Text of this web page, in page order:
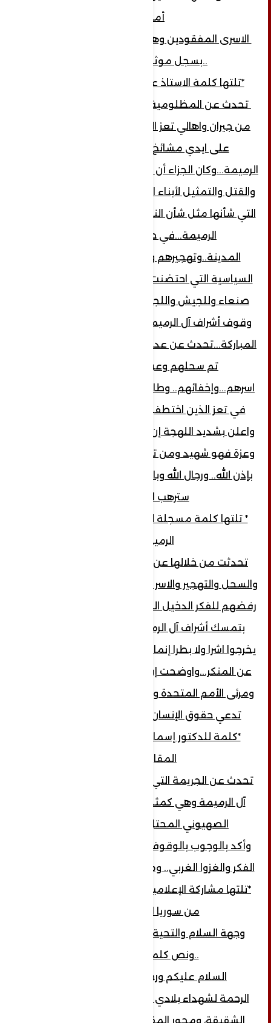
أما....
الاسرى المفقودين وهم يتجاوز عدد الخمسة
..بسجل موثق محفوظ..
*تلتها كلمة الاستاذ عبد الرحمن الرميمة...
تحدث عن المظلومية التي لم يكن يتوقعها
من جيران واهالي تعز الذين تتلمذوا وتعلموا
على ايدي مشائخ واساتذة من بني
الرميمة...وكان الجزاء أن قاموا بالإعتداء والسحل
والقتل والتمثيل لأبناء الرميمة ..وسلب الأموال
التي شأنها مثل شأن النفس. وهدموا منازل آل
الرميمة...في حدنان وفي تعز
المدينة..وتهجيرهم ووجه بالشكر للقيادة
السياسية التي احتضنت آشراف آل الرميمة في
صنعاء وللجيش واللجان الشعبية وأكد على
وقوف أشراف آل الرميمة مع المسيرة القرآنية
المباركة...تحدث عن عدد الضحايا الشهداء الذي
تم سحلهم وعن عدد الذي تم
اسرهم...وإخفائهم.. وطالب كل الجهات المعنية
في تعز الذين اختطفوا الأسرى بفك اسرهم
واعلن بشديد اللهجة إن من تم قتله فهو فخر
وعزة فهو شهيد ومن تم اسره سيتم فك اسره..
بإذن الله.. ورجال الله وبالقوة المادية والروحية..
سترهب الأعداء...
* تلتها كلمة مسجلة للاستاذه الكاتبة إيمان
الرميمة...
تحدثت من خلالها عن سبب العدوان والقتل
والسحل والتهجير والاسر لأشراف آل الرميمة سبب
رفضهم للفكر الدخيل الوهابي المتطرف...وايضا
بتمسك أشراف آل الرميمة بمنهج الحق لم
يخرجوا اشرا ولا بطرا إنما للأمر بالمعروف والنهي
عن المنكر...واوضحت إن هذه الجرائم بمسمع
ومرئى الأمم المتحدة وسكوت المنظمات التي
تدعي حقوق الإنسان ولم يحركوا ساكنا. .
*كلمة للدكتور إسماعيل النجار من لبنان
المقاومة..
تحدث عن الجريمة التي تم إرتكابها بحق آشراف
آل الرميمة وهي كمثل الجرائم التي يرتكبها
الصهيوني المحتل في فلسطين...
وأكد بالوجوب بالوقوف بصف وفكر واحد ضد
الفكر والغزوا الغربي.. ومواجهة الفكر الوهابي..
*تلتها مشاركة الإعلامية لبنى محمد مرتضى
من سوريا المقاومة..
وجهة السلام والتحية لكل محور المقاومة
..ونص كلمتها كالأتي
السلام عليكم ورحمة الله وبركاته..
الرحمة لشهداء بلادي سورية وشهداء اليمن
الشقيقة، ومحور المقاومة الأشراف الأجلاء